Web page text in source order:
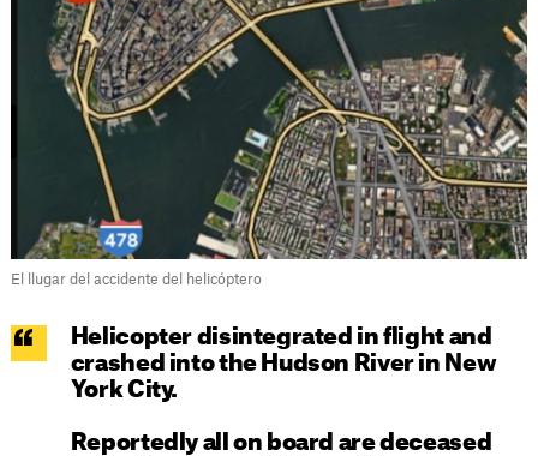
El llugar del accidente del helicóptero
Helicopter disintegrated in flight and
crashed into the Hudson River in New
York City.
Reportedly all on board are deceased